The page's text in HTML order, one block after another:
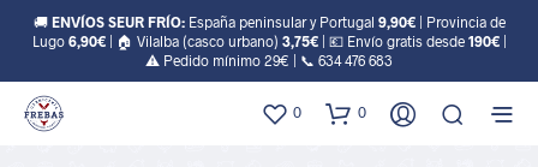
🚚 ENVÍOS SEUR FRÍO:España peninsular y Portugal 9,90€| Provincia de
Lugo 6,90€| 🏠 Vilalba (casco urbano) 3,75€| 💶 Envío gratis desde 190€|
⚠️ Pedido mínimo 29€ | 📞 634 476 683
0 0